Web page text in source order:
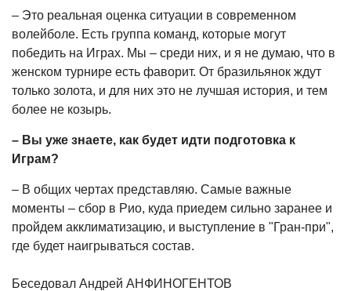
– Это реальная оценка ситуации в современном
волейболе. Есть группа команд, которые могут
победить на Играх. Мы – среди них, и я не думаю, что в
женском турнире есть фаворит. От бразильянок ждут
только золота, и для них это не лучшая история, и тем
более не козырь.
– Вы уже знаете, как будет идти подготовка к
Играм?
– В общих чертах представляю. Самые важные
моменты – сбор в Рио, куда приедем сильно заранее и
пройдем акклиматизацию, и выступление в "Гран-при",
где будет наигрываться состав.
Беседовал Андрей АНФИНОГЕНТОВ